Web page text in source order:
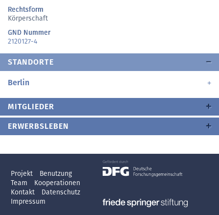
Rechtsform
Körperschaft
GND Nummer
2120127-4
STANDORTE
Berlin
MITGLIEDER
ERWERBSLEBEN
Projekt
Benutzung
Team
Kooperationen
Kontakt
Datenschutz
Impressum